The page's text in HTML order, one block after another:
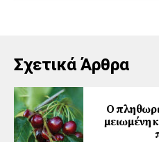
Σχετικά Άρθρα
Ο
μειωμένη